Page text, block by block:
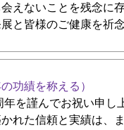
えないことを残念に
と皆様のご健康を祈
功績を称える）
を謹んでお祝い申し
れた信頼と実績は、